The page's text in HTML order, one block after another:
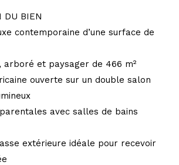
DU BIEN
contemporaine d’une surface de
arboré et paysager de 466 m²
ouverte sur un double salon
avec salles de bains
extérieure idéale pour recevoir